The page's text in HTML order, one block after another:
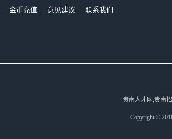
金币充值 意见建议 联系我们
贵南人才网,贵南
Copyright ©